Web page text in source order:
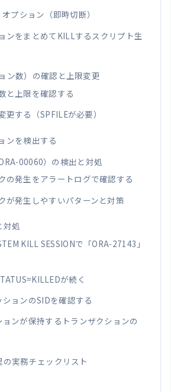
プション（即時切断）
ンをまとめてKILLするスクリプト生
ン数）の確認と上限変更
と上限を確認する
更する（SPFILEが必要）
ンを検出する
00060）の検出と対処
の発生をアラートログで確認する
が発生しやすいパターンと対策
対処
KILL SESSIONで「ORA-27143」
が続く
ションのSIDを確認する
ンが保持するトランザクションの
実務チェックリスト